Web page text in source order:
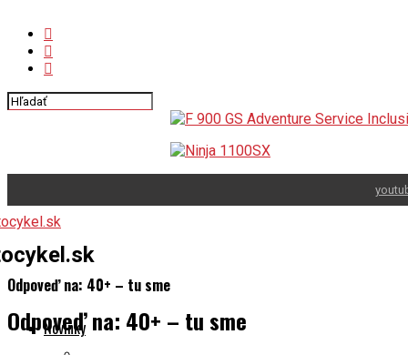
Odpoveď na: 40+ – tu sme
Novinky
Odpoveď na: 40+ – tu sme